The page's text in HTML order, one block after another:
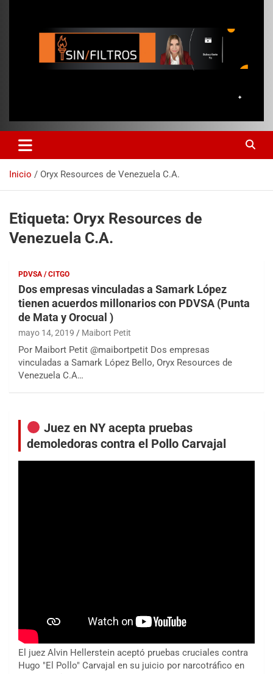
Inicio Oryx Resources de Venezuela C.A.
Etiqueta: Oryx Resources de
Venezuela C.A.
PDVSA / CITGO
Dos empresas vinculadas a Samark López
tienen acuerdos millonarios con PDVSA (Punta
de Mata y Orocual )
mayo 14, 2019 Maibort Petit
Por Maibort Petit @maibortpetit Dos empresas
vinculadas a Samark López Bello, Oryx Resources de
Venezuela C.A…
Juez en NY acepta pruebas
demoledoras contra el Pollo Carvajal
El juez Alvin Hellerstein aceptó pruebas cruciales contra
Hugo "El Pollo" Carvajal en su juicio por narcotráfico en